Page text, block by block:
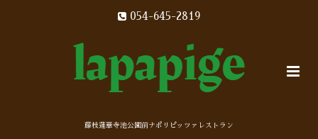
054-645-2819
藤枝蓮華寺池公園前ナポリピッツァレストラン